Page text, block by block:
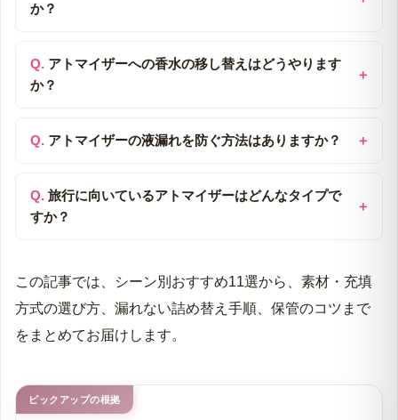
か？
アトマイザーへの香水の移し替えはどうやります
か？
アトマイザーの液漏れを防ぐ方法はありますか？
旅行に向いているアトマイザーはどんなタイプで
すか？
この記事では、シーン別おすすめ11選から、素材・充填
方式の選び方、漏れない詰め替え手順、保管のコツまで
をまとめてお届けします。
ピックアップの根拠